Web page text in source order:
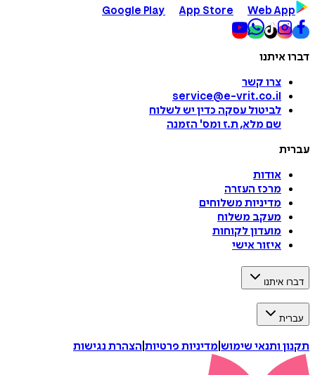
Google Play
App Store Web App
דברו איתנו
צרו קשר
service@e-vrit.co.il
לביטול עסקה כדין יש לשלוח
שם מלא, ת.ז ומס' הזמנה
עברית
אודות
מרכז העזרה
מדיניות משלוחים
מעקב משלוח
מועדון לקוחות
איזור אישי
דברו איתנו
עברית
תקנון ותנאי שימוש מדיניות פרטיות הצהרת נגישות